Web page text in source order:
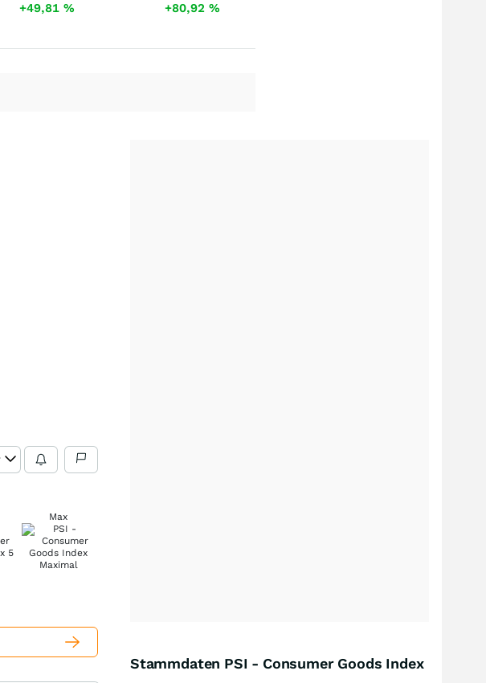
+49,81% +80,92 %
Max
Stammdaten PSI - Consumer Goods Index